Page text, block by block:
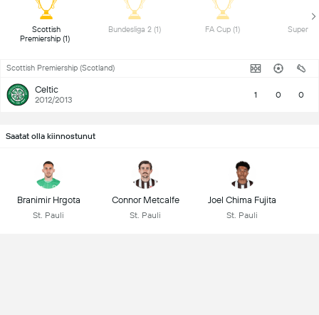
Scottish
Bundesliga 2 (1)
Scottish Premiership (Scotland)
Celtic
2012/2013 1 0 0
Saatat olla kiinnostunut
Branimir Hrgota
St. Pauli
Connor Metcalfe
St. Pauli
Joel Chima Fujita
St. Pauli